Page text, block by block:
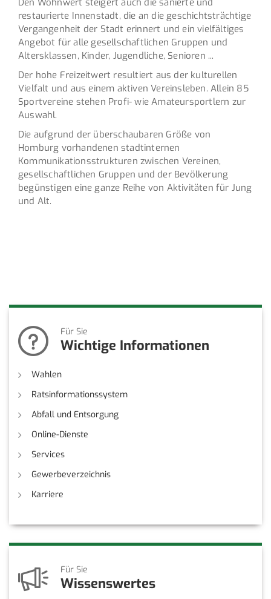
restaurierte Innenstadt, die an die geschichtsträchtige
Vergangenheit der Stadt erinnert und ein vielfältiges
Angebot für alle gesellschaftlichen Gruppen und
Altersklassen, Kinder, Jugendliche, Senioren ...
Der hohe Freizeitwert resultiert aus der kulturellen
Vielfalt und aus einem aktiven Vereinsleben. Allein 85
Sportvereine stehen Profi- wie Amateursportlern zur
Auswahl.
Die aufgrund der überschaubaren Größe von
Homburg vorhandenen stadtinternen
Kommunikationsstrukturen zwischen Vereinen,
gesellschaftlichen Gruppen und der Bevölkerung
begünstigen eine ganze Reihe von Aktivitäten für Jung
und Alt.
Für Sie
Wichtige Informationen
Wahlen
Ratsinformationssystem
Abfall und Entsorgung
Online-Dienste
Services
Gewerbeverzeichnis
Karriere
Für Sie
Wissenswertes